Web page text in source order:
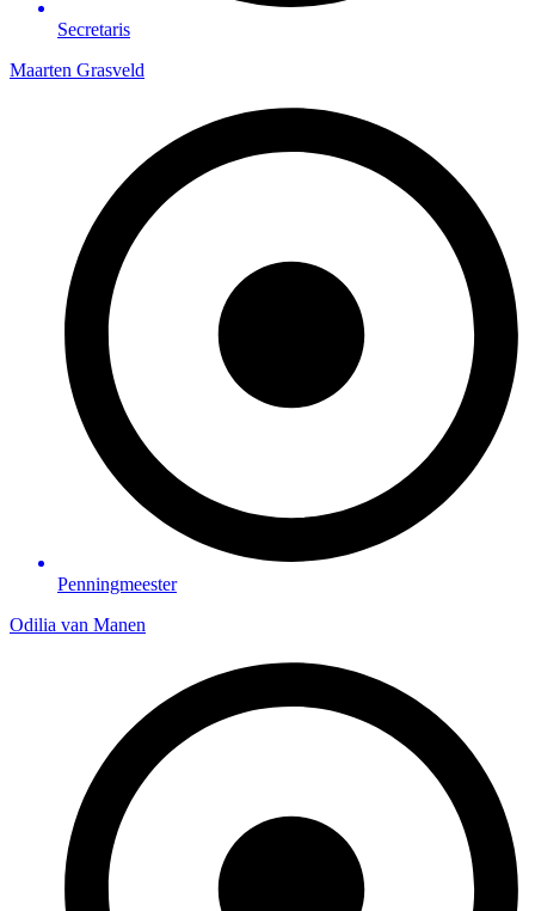
Secretaris
Maarten Grasveld
Penningmeester
Odilia van Manen